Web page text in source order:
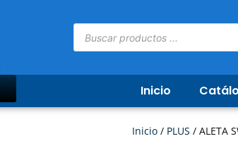
Inicio
Inicio/ PLUS / ALETA